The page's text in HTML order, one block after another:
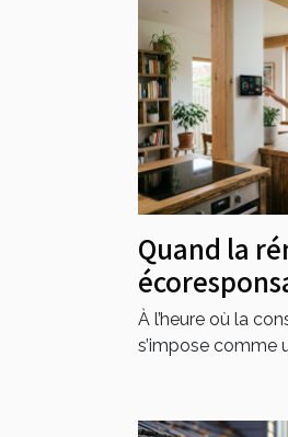
Quand la
marché
À l’heure où la
s’impose comme